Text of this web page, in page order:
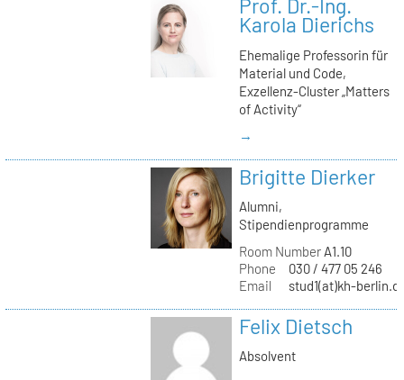
Prof. Dr.-Ing.
Karola Dierichs
Ehemalige Professorin für
Material und Code,
Exzellenz-Cluster „Matters
of Activity“
→
Brigitte Dierker
Alumni,
Stipendienprogramme
Room NumberA1.10
Phone
030 / 477 05 246
Email
stud1(at)kh-
Felix Dietsch
Absolvent